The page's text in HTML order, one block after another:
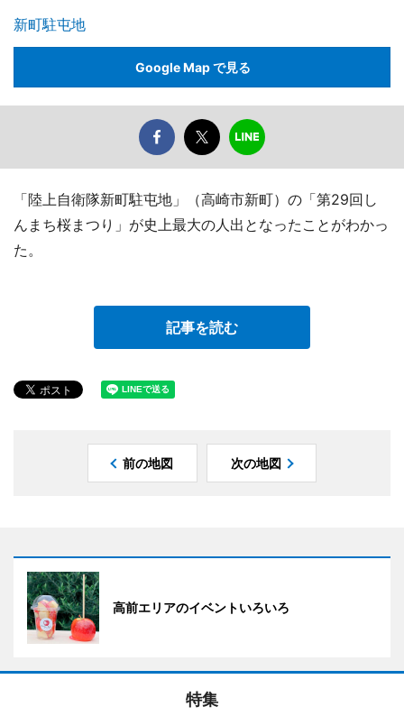
新町駐屯地
Google Map で見る
「陸上自衛隊新町駐屯地」（高崎市新町）の「第29回し
んまち桜まつり」が史上最大の人出となったことがわかっ
た。
記事を読む
前の地図 次の地図
高前エリアのイベントいろいろ
特集